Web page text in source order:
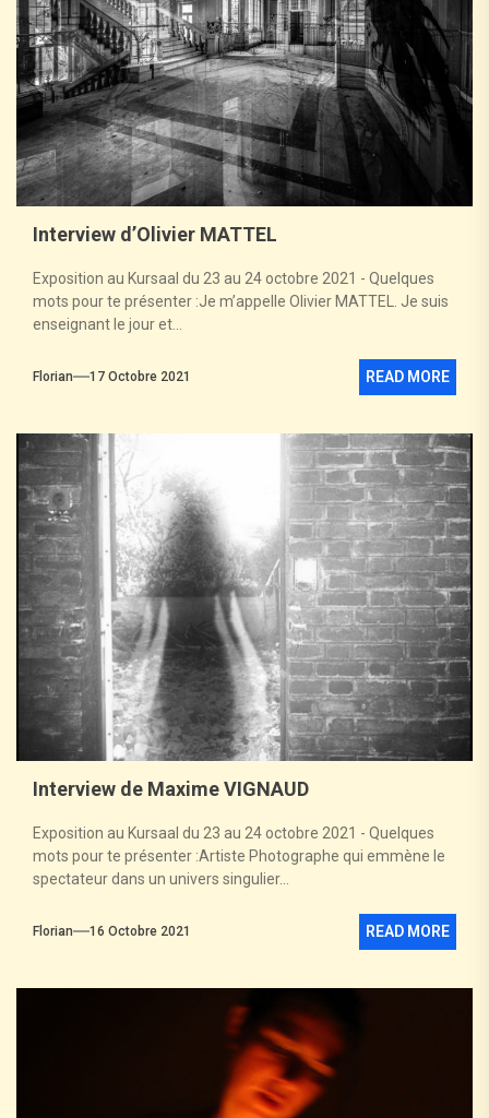
Interview d’Olivier MATTEL
Exposition au Kursaal du 23 au 24 octobre 2021 - Quelques
mots pour te présenter :Je m’appelle Olivier MATTEL. Je suis
enseignant le jour et...
Florian 17 Octobre 2021 READ MORE
Interview de Maxime VIGNAUD
Exposition au Kursaal du 23 au 24 octobre 2021 - Quelques
mots pour te présenter :Artiste Photographe qui emmène le
spectateur dans un univers singulier...
Florian 16 Octobre 2021 READ MORE